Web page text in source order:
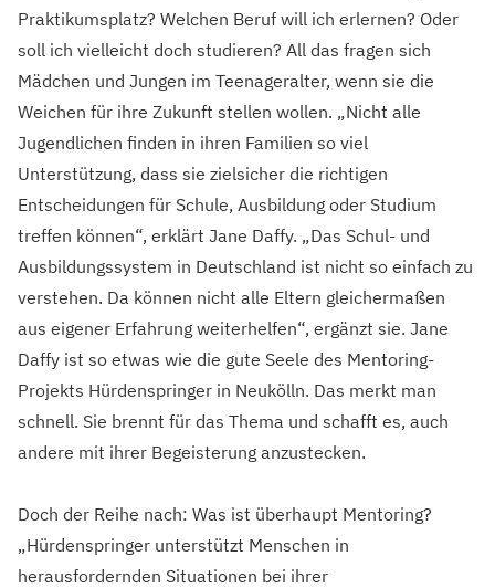
Praktikumsplatz? Welchen Beruf will ich erlernen? Oder
soll ich vielleicht doch studieren? All das fragen sich
Mädchen und Jungen im Teenageralter, wenn sie die
Weichen für ihre Zukunft stellen wollen. „Nicht alle
Jugendlichen finden in ihren Familien so viel
Unterstützung, dass sie zielsicher die richtigen
Entscheidungen für Schule, Ausbildung oder Studium
treffen können“, erklärt Jane Daffy. „Das Schul- und
Ausbildungssystem in Deutschland ist nicht so einfach zu
verstehen. Da können nicht alle Eltern gleichermaßen
aus eigener Erfahrung weiterhelfen“, ergänzt sie. Jane
Daffy ist so etwas wie die gute Seele des Mentoring-
Projekts Hürdenspringer in Neukölln. Das merkt man
schnell. Sie brennt für das Thema und schafft es, auch
andere mit ihrer Begeisterung anzustecken.
Doch der Reihe nach: Was ist überhaupt Mentoring?
„Hürdenspringer unterstützt Menschen in
herausfordernden Situationen bei ihrer